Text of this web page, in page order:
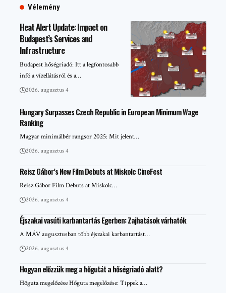
Vélemény
Heat Alert Update: Impact on
Budapest’s Services and
Infrastructure
Budapest hőségriadó: Itt a legfontosabb
infó a vízellátásról és a…
2026. augusztus 4
Hungary Surpasses Czech Republic in European Minimum Wage
Ranking
Magyar minimálbér rangsor 2025: Mit jelent…
2026. augusztus 4
Reisz Gábor’s New Film Debuts at Miskolc CineFest
Reisz Gábor Film Debuts at Miskolc…
2026. augusztus 4
Éjszakai vasúti karbantartás Egerben: Zajhatások várhatók
A MÁV augusztusban több éjszakai karbantartást…
2026. augusztus 4
Hogyan előzzük meg a hőgutát a hőségriadó alatt?
Hőguta megelőzése Hőguta megelőzése: Tippek a…